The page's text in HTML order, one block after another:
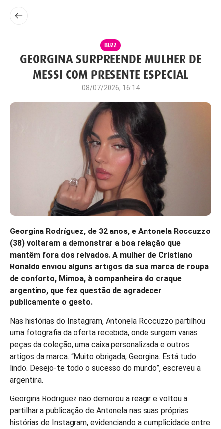
BUZZ
GEORGINA SURPREENDE MULHER DE
MESSI COM PRESENTE ESPECIAL
08/07/2026, 16:14
Georgina Rodríguez, de 32 anos, e Antonela Roccuzzo
(38) voltaram a demonstrar a boa relação que
mantêm fora dos relvados. A mulher de Cristiano
Ronaldo enviou alguns artigos da sua marca de roupa
de conforto, Mimoa, à companheira do craque
argentino, que fez questão de agradecer
publicamente o gesto.
Nas histórias do Instagram, Antonela Roccuzzo partilhou
uma fotografia da oferta recebida, onde surgem várias
peças da coleção, uma caixa personalizada e outros
artigos da marca. “Muito obrigada, Georgina. Está tudo
lindo. Desejo-te todo o sucesso do mundo”, escreveu a
argentina.
Georgina Rodríguez não demorou a reagir e voltou a
partilhar a publicação de Antonela nas suas próprias
histórias de Instagram, evidenciando a cumplicidade entre